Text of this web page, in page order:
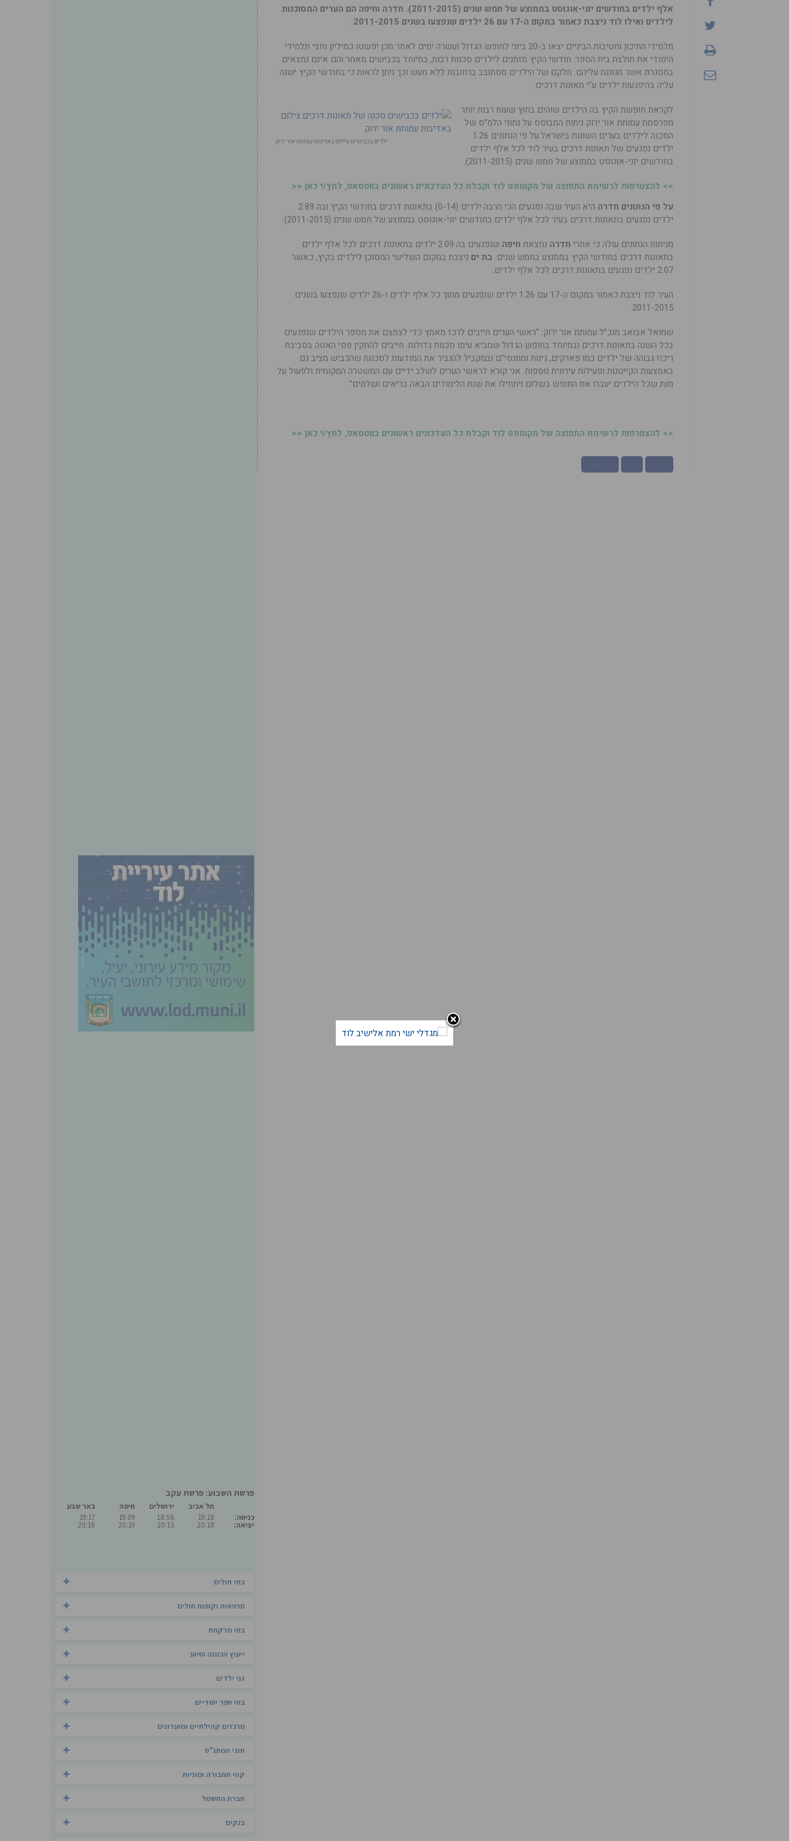
אלף ילדים בחודשים יוני-אוגוסט בממוצע של חמש שנים (2011-2015). חדרה וחיפה הם הערים המסוכנות
לילדים ואילו לוד ניצבת כאמור במקום ה-17 עם 26 ילדים שנפצעו בשנים 2011-2015.
תלמידי התיכון וחטיבות הביניים יצאו ב-20 ביוני לחופש הגדול ועשרה ימים לאחר מכן יפשטו כמיליון וחצי תלמידי
היסודי את חולצת בית הספר. חודשי הקיץ מזמנים לילדים סכנות רבות, במיוחד בכבישים מאחר והם אינם נמצאים
במסגרת אשר מגוננת עליהם. חלקם של הילדים מסתובב ברחובות ללא מעש וכך ניתן לראות כי בחודשי הקיץ ישנה
עליה בהיפגעות ילדים ע”י תאונות דרכים.
ילדים בכבישים.צילום באדיבות עמותת אור ירוק
לקראת חופשת הקיץ בה הילדים שוהים בחוץ שעות רבות יותר
מפרסמת עמותת אור ירוק ניתוח המבוסס על נתוני הלמ”ס של
הסכנה לילדים בערים השונות בישראל.על פי הנתונים 1.26
ילדים נפגעים של תאונות דרכים בעיר לוד לכל אלף ילדים
בחודשים יוני-אוגוסט בממוצע של חמש שנים (2011-2015).
>> להצטרפות לרשימת התפוצה של מקומונט לוד וקבלת כל העדכונים ראשונים בווטסאפ, לחץ/י כאן <<
על פי הנתונים חדרה
היא העיר שבה נפגעים הכי הרבה ילדים (0-14) בתאונות דרכים בחודשי הקיץ ובה 2.89
ילדים נפגעים בתאונות דרכים בעיר לכל אלף ילדים בחודשים יוני-אוגוסט בממוצע של חמש שנים (2011-2015).
מניתוח הנתונים עולה כי אחרי חדרה נמצאת חיפה
שנפגעים בה 2.09 ילדים בתאונות דרכים לכל אלף ילדים
בתאונות דרכים בחודשי הקיץ בממוצע בחמש שנים. בת ים ניצבת במקום השלישי המסוכן לילדים בקיץ, כאשר
2.07 ילדים נפגעים בתאונות דרכים לכל אלף ילדים.
העיר לוד ניצבת כאמור במקום ה-17 עם 1.26 ילדים שנפגעים מתוך כל אלף ילדים ו-26 ילדים שנפצעו בשנים
2011-2015.
שמואל אבואב מנכ”ל עמותת אור ירוק: “ראשי הערים חייבים לרכז מאמץ כדי לצמצם את מספר הילדים שנפגעים
בכל השנה בתאונות דרכים ובמיוחד בחופש הגדול שמביא עימו סכנות גדולות. חייבים להתקין פסי האטה בסביבת
ריכוז גבוהה של ילדים כמו פארקים, גינות ומתנסי”ם ובמקביל להגביר את המודעות לסכנות שהכביש מציב גם
באמצעות הקייטנות ופעילות עירונית נוספות. אני קורא לראשי הערים לשלב ידיים עם המשטרה המקומית ולפעול על
מנת שכל הילדים יעברו את החופש בשלום ויתחילו את שנת הלימודים הבאה בריאים ושלמים”.
>> להצטרפות לרשימת התפוצה של מקומונט לוד וקבלת כל העדכונים ראשונים בווטסאפ, לחץ/י כאן <<
פרשת השבוע: פרשת עקב
כניסה:
יציאה:
תל אביב
19:18
20:18
ירושלים
18:56
20:15
חיפה
19:09
20:19
באר שבע
19:17
20:16
בתי חולים
מרפאות וקופות חולים
בתי מרקחת
ייעוץ הכוונה וסיוע
גני ילדים
בתי ספר יסודיים
מרכזים קהילתיים ומועדונים
חוגי המתנ"ס
קווי תחבורה ומוניות
חברת החשמל
בנקים